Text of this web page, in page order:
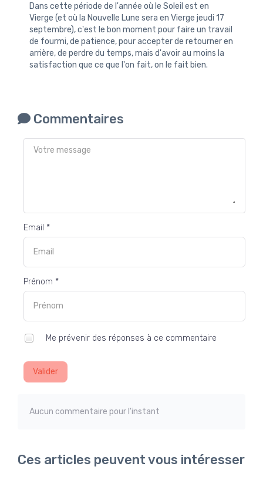
Dans cette période de l'année où le Soleil est en
Vierge (et où la Nouvelle Lune sera en Vierge jeudi 17
septembre), c'est le bon moment pour faire un travail
de fourmi, de patience, pour accepter de retourner en
arrière, de perdre du temps, mais d'avoir au moins la
satisfaction que ce que l'on fait, on le fait bien.
Commentaires
Email *
Prénom *
Me prévenir des réponses à ce commentaire
Valider
Aucun commentaire pour l'instant
Ces articles peuvent vous intéresser